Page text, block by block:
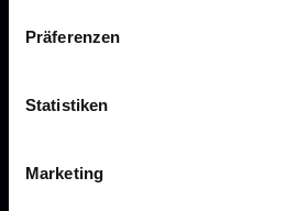
Präferenzen
Statistiken
Marketing
Akkreditierungen
Pressemeldungen